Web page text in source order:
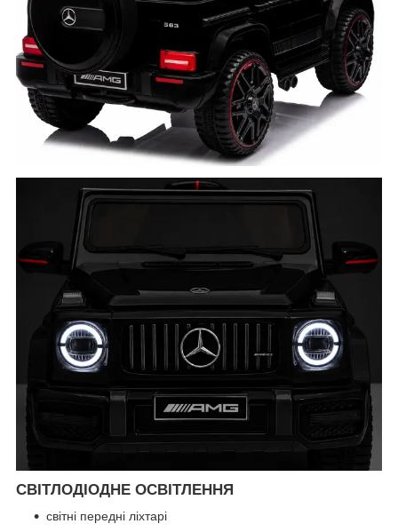
СВІТЛОДІОДНЕ ОСВІТЛЕННЯ
світні передні ліхтарі